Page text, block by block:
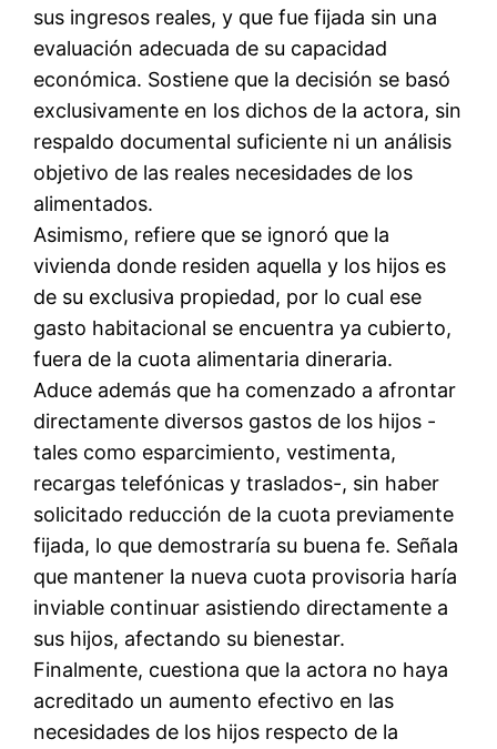
sus ingresos reales, y que fue fijada sin una
evaluación adecuada de su capacidad
económica. Sostiene que la decisión se basó
exclusivamente en los dichos de la actora, sin
respaldo documental suficiente ni un análisis
objetivo de las reales necesidades de los
alimentados.
Asimismo, refiere que se ignoró que la
vivienda donde residen aquella y los hijos es
de su exclusiva propiedad, por lo cual ese
gasto habitacional se encuentra ya cubierto,
fuera de la cuota alimentaria dineraria.
Aduce además que ha comenzado a afrontar
directamente diversos gastos de los hijos -
tales como esparcimiento, vestimenta,
recargas telefónicas y traslados-, sin haber
solicitado reducción de la cuota previamente
fijada, lo que demostraría su buena fe. Señala
que mantener la nueva cuota provisoria haría
inviable continuar asistiendo directamente a
sus hijos, afectando su bienestar.
Finalmente, cuestiona que la actora no haya
acreditado un aumento efectivo en las
necesidades de los hijos respecto de la